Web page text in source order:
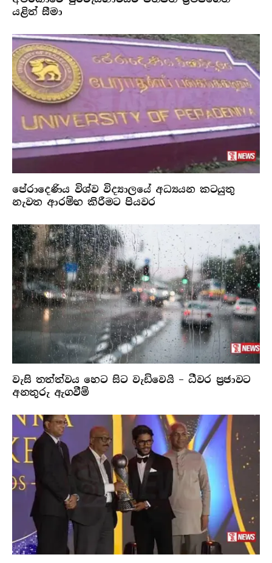
යළිත් සීමා
පේරාදෙණිය විශ්ව විද්‍යාලයේ අධ්‍යයන කටයුතු
නැවත ආරම්භ කිරීමට පියවර
වැසි තත්ත්වය හෙට සිට වැඩිවෙයි – ධීවර ප්‍රජාවට
අනතුරු ඇගවීම්